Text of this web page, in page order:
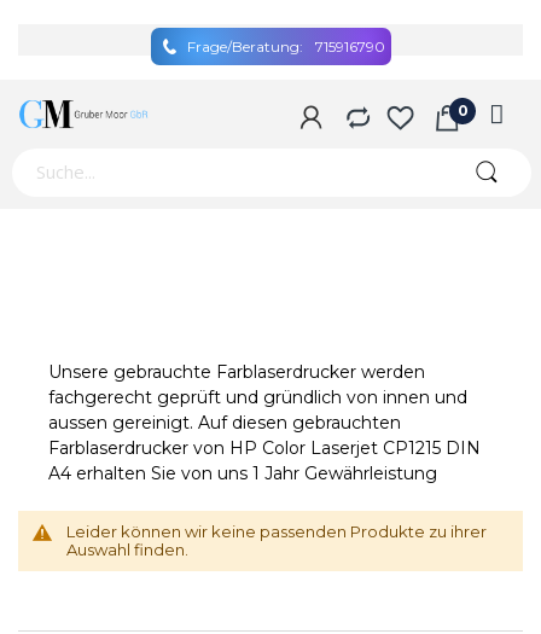
Frage/Beratung: 715916790
Unsere gebrauchte Farblaserdrucker werden
fachgerecht geprüft und gründlich von innen und
aussen gereinigt. Auf diesen gebrauchten
Farblaserdrucker von HP Color Laserjet CP1215 DIN
A4 erhalten Sie von uns 1 Jahr Gewährleistung
Leider können wir keine passenden Produkte zu ihrer
Auswahl finden.